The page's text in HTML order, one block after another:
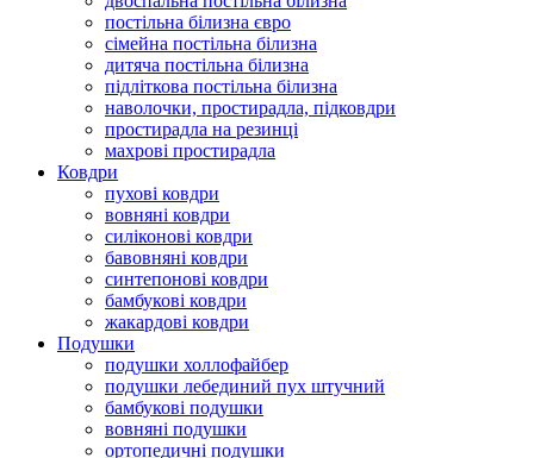
постільна білизна євро
сімейна постільна білизна
дитяча постільна білизна
підліткова постільна білизна
наволочки, простирадла, підковдри
простирадла на резинці
махрові простирадла
Ковдри
пухові ковдри
вовняні ковдри
силіконові ковдри
бавовняні ковдри
синтепонові ковдри
бамбукові ковдри
жакардові ковдри
Подушки
подушки холлофайбер
подушки лебединий пух штучний
бамбукові подушки
вовняні подушки
ортопедичні подушки